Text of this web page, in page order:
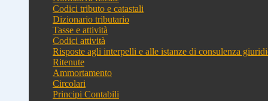
Codici tributo e catastali
Dizionario tributario
Tasse e attività
Codici attività
Risposte agli interpelli e alle istanze di consulenza
Ritenute
Ammortamento
Circolari
Principi Contabili